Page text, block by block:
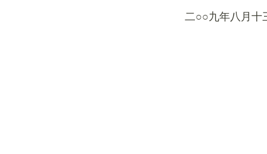
二○○九年八月十